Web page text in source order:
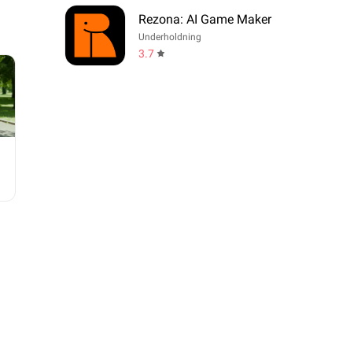
Rezona: AI Game Maker
Underholdning
3.7